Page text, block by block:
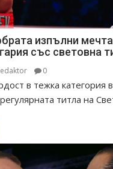
изпълни
със световна
0
в тежка категория
титла на